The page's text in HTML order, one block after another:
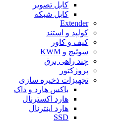
کابل تصویر
کابل شبکه
Extender
کولپد و استند
کیف و کاور
سوئیچ و KWM
چند راهی برق
پروژکتور
تجهیزات ذخیره سازی
باکس هارد و داک
هارد اکسترنال
هارد اینترنال
SSD